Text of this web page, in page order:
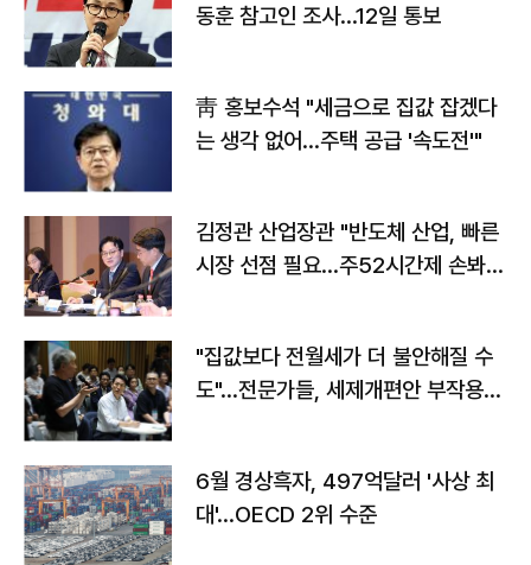
동훈 참고인 조사...12일 통보
靑 홍보수석 "세금으로 집값 잡겠다
는 생각 없어…주택 공급 '속도전'"
김정관 산업장관 "반도체 산업, 빠른
시장 선점 필요…주52시간제 손봐
"집값보다 전월세가 더 불안해질 수
도"…전문가들, 세제개편안 부작용
6월 경상흑자, 497억달러 '사상 최
대'…OECD 2위 수준